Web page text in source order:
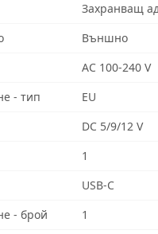
Захранващ
Външно
AC 100-240 V
- тип
EU
DC 5/9/12 V
1
USB-C
- брой
1